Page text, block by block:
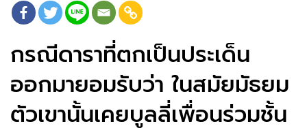
กรณีดาราที่ตกเป็นประเด็น
ออกมายอมรับว่า ในสมัยมัธยม
ตัวเขานั้นเคยบูลลี่เพื่อนร่วมชั้น